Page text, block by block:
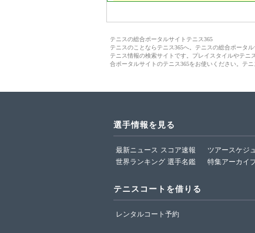
テニスの総合ポータルサイトテニス365
テニスのことならテニス365へ。テニスの総合ポータ
テニス情報の検索サイトです。プレイスタイルやテ
合ポータルサイトのテニス365をお使いください。テ
選手情報を見る
最新ニュース スコア速報
世界ランキング 選手名鑑
ツアースケジ
特集アーカイ
テニスコートを借りる
レンタルコート予約